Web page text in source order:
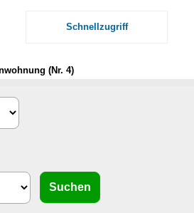
Schnellzugriff
(Nr. 4)